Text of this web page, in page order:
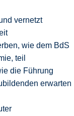
vernetzt
wie dem BdS
teil
die Führung
erwarten